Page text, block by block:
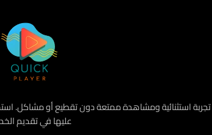
عليها في تقديم